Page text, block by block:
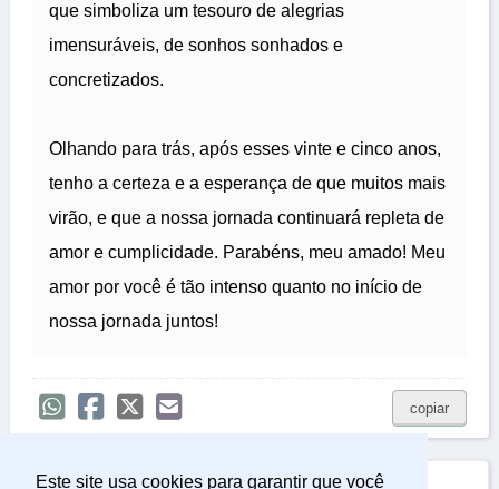
Este site usa cookies para garantir que você
que simboliza um tesouro de alegrias
imensuráveis, de sonhos sonhados e
concretizados.
Olhando para trás, após esses vinte e cinco anos,
tenho a certeza e a esperança de que muitos mais
virão, e que a nossa jornada continuará repleta de
amor e cumplicidade. Parabéns, meu amado! Meu
amor por você é tão intenso quanto no início de
nossa jornada juntos!
copiar